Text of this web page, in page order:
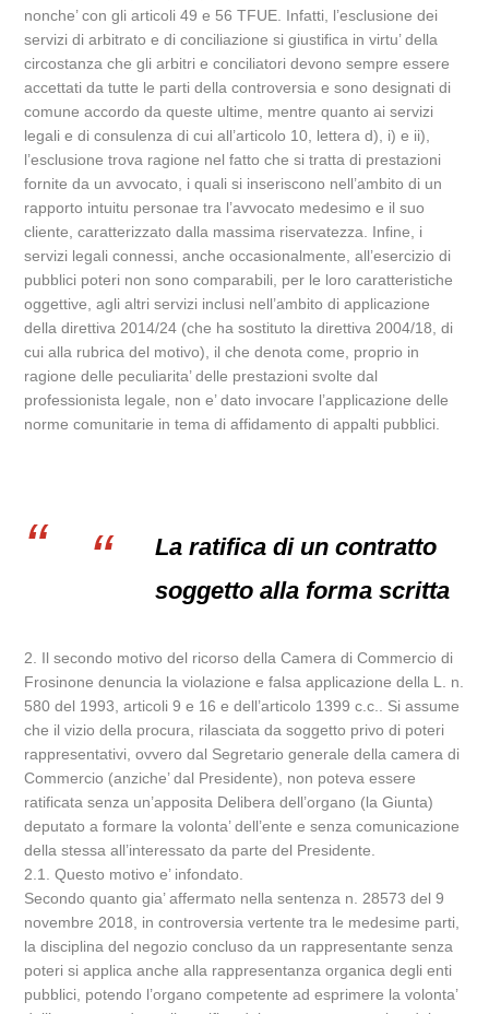
nonche’ con gli articoli 49 e 56 TFUE. Infatti, l’esclusione dei
servizi di arbitrato e di conciliazione si giustifica in virtu’ della
circostanza che gli arbitri e conciliatori devono sempre essere
accettati da tutte le parti della controversia e sono designati di
comune accordo da queste ultime, mentre quanto ai servizi
legali e di consulenza di cui all’articolo 10, lettera d), i) e ii),
l’esclusione trova ragione nel fatto che si tratta di prestazioni
fornite da un avvocato, i quali si inseriscono nell’ambito di un
rapporto intuitu personae tra l’avvocato medesimo e il suo
cliente, caratterizzato dalla massima riservatezza. Infine, i
servizi legali connessi, anche occasionalmente, all’esercizio di
pubblici poteri non sono comparabili, per le loro caratteristiche
oggettive, agli altri servizi inclusi nell’ambito di applicazione
della direttiva 2014/24 (che ha sostituto la direttiva 2004/18, di
cui alla rubrica del motivo), il che denota come, proprio in
ragione delle peculiarita’ delle prestazioni svolte dal
professionista legale, non e’ dato invocare l’applicazione delle
norme comunitarie in tema di affidamento di appalti pubblici.
La ratifica di un contratto
soggetto alla forma scritta
2. Il secondo motivo del ricorso della Camera di Commercio di
Frosinone denuncia la violazione e falsa applicazione della L. n.
580 del 1993, articoli 9 e 16 e dell’articolo 1399 c.c.. Si assume
che il vizio della procura, rilasciata da soggetto privo di poteri
rappresentativi, ovvero dal Segretario generale della camera di
Commercio (anziche’ dal Presidente), non poteva essere
ratificata senza un’apposita Delibera dell’organo (la Giunta)
deputato a formare la volonta’ dell’ente e senza comunicazione
della stessa all’interessato da parte del Presidente.
2.1. Questo motivo e’ infondato.
Secondo quanto gia’ affermato nella sentenza n. 28573 del 9
novembre 2018, in controversia vertente tra le medesime parti,
la disciplina del negozio concluso da un rappresentante senza
poteri si applica anche alla rappresentanza organica degli enti
pubblici, potendo l’organo competente ad esprimere la volonta’